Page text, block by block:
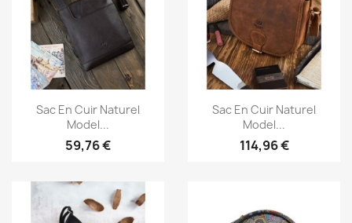
Aperçu rapide
Sac En Cuir Naturel
Model...
59,76 €
Aperçu rapide
Sac En Cuir Naturel
Model...
114,96 €